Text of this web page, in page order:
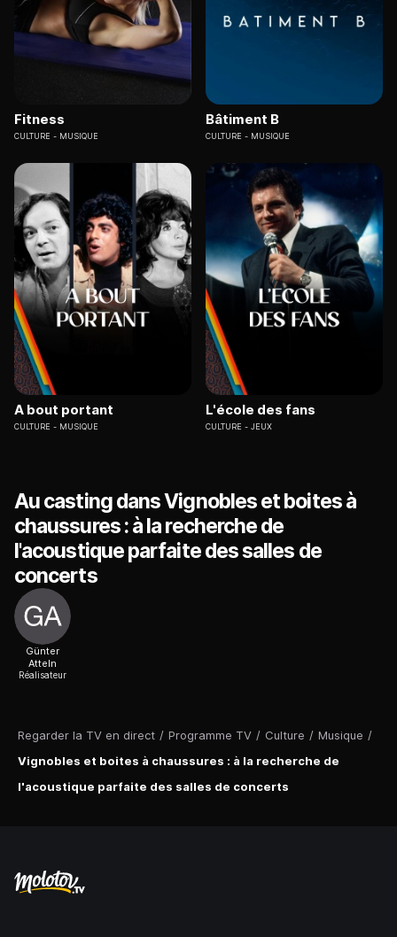
Regarder la TV en direct / Programme TV / Culture / Musique /
Vignobles et boites à chaussures : à la recherche de
l'acoustique parfaite des salles de concerts
Fitness
CULTURE MUSIQUE
Bâtiment B
CULTURE MUSIQUE
A bout portant
CULTURE MUSIQUE
L'école des fans
CULTURE JEUX
Au casting dans Vignobles et boites à
chaussures : à la recherche de
l'acoustique parfaite des salles de
concerts
Günter
Atteln
Réalisateur